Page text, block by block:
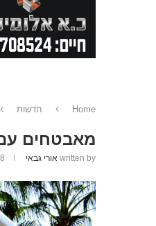
Home חדשות
מאבטחים
written by אורי גבאי 8 בדצמבר 2016